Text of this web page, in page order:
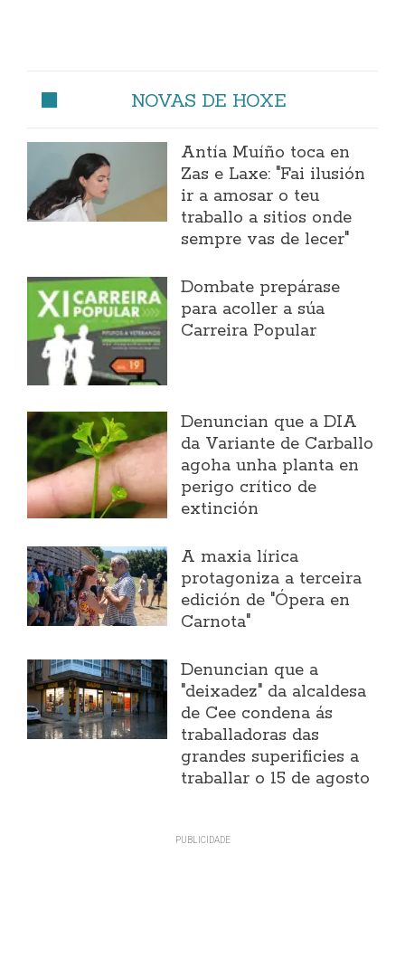
NOVAS DE HOXE
Antía Muíño toca en
Zas e Laxe: "Fai ilusión
ir a amosar o teu
traballo a sitios onde
sempre vas de lecer"
Dombate prepárase
para acoller a súa
Carreira Popular
Denuncian que a DIA
da Variante de Carballo
agoha unha planta en
perigo crítico de
extinción
A maxia lírica
protagoniza a terceira
edición de "Ópera en
Carnota"
Denuncian que a
"deixadez" da alcaldesa
de Cee condena ás
traballadoras das
grandes superificies a
traballar o 15 de agosto